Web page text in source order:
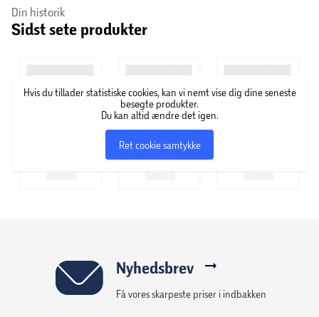
Din historik
Sidst sete produkter
Hvis du tillader statistiske cookies, kan vi nemt vise dig dine seneste
besøgte produkter.
Du kan altid ændre det igen.
Ret cookie samtykke
Nyhedsbrev
Få vores skarpeste priser i indbakken